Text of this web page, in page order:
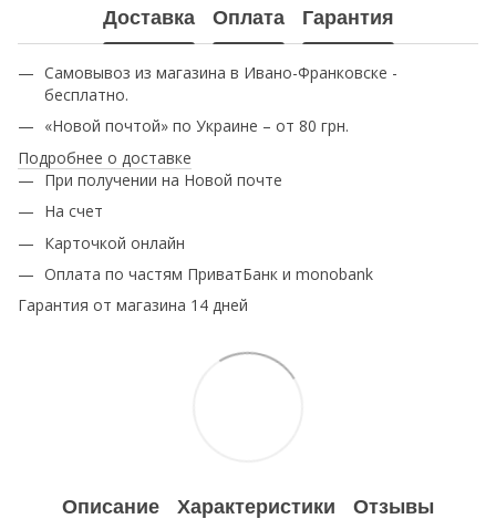
Доставка Оплата Гарантия
Самовывоз из магазина в Ивано-Франковске -
бесплатно.
«Новой почтой» по Украине – от 80 грн.
Подробнее о доставке
При получении на Новой почте
На счет
Карточкой онлайн
Оплата по частям ПриватБанк и monobank
Гарантия от магазина 14 дней
Описание Характеристики Отзывы